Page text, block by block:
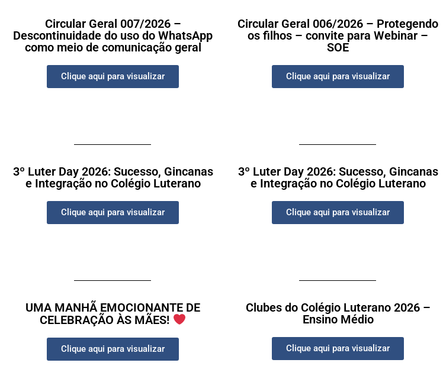
Circular Geral 007/2026 –
Descontinuidade do uso do WhatsApp
como meio de comunicação geral
Clique aqui para visualizar
Circular Geral 006/2026 – Protegendo
os filhos – convite para Webinar –
SOE
Clique aqui para visualizar
3º Luter Day 2026: Sucesso, Gincanas
e Integração no Colégio Luterano
Clique aqui para visualizar
3º Luter Day 2026: Sucesso, Gincanas
e Integração no Colégio Luterano
Clique aqui para visualizar
UMA MANHÃ EMOCIONANTE DE
CELEBRAÇÃO ÀS MÃES!
Clique aqui para visualizar
Clubes do Colégio Luterano 2026 –
Ensino Médio
Clique aqui para visualizar